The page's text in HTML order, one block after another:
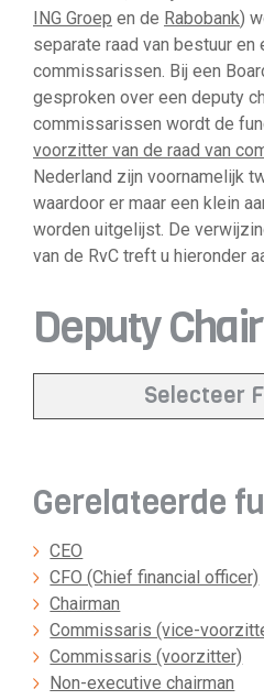
ING Groep en de Rabobank)
separate raad van bestuur en
commissarissen. Bij een
gesproken over een deputy
commissarissen wordt de
voorzitter van de raad van
Nederland zijn voornamelijk
waardoor er maar een klein
worden uitgelijst. De
van de RvC treft u hieronder
Deputy
Selecteer
Gerelateerde
CEO
CFO (Chief financial officer)
Chairman
Commissaris (vice-
Commissaris (voorzitter)
Non-executive chairman